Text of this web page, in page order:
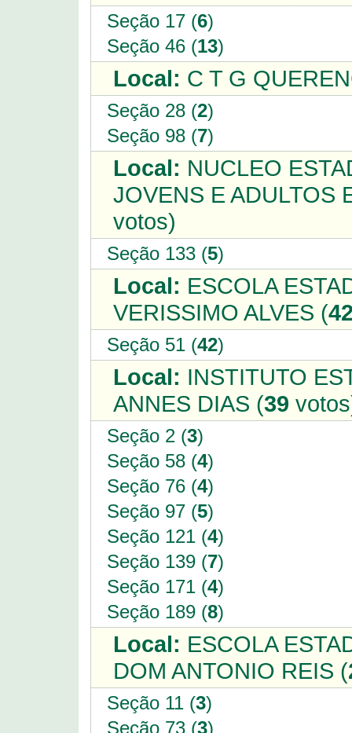
Seção 17 (6)
Seção 46 (13)
Local: C T G
Seção 28 (2)
Seção 98 (7)
Local: NUCLEO
JOVENS E ADULTOS
votos)
Seção 133 (5)
Local: ESCOLA
VERISSIMO ALVES (
Seção 51 (42)
Local: INSTITUTO
ANNES DIAS (39
Seção 2 (3)
Seção 58 (4)
Seção 76 (4)
Seção 97 (5)
Seção 121 (4)
Seção 139 (7)
Seção 171 (4)
Seção 189 (8)
Local: ESCOLA
DOM ANTONIO REIS (
Seção 11 (3)
Seção 73 (3)